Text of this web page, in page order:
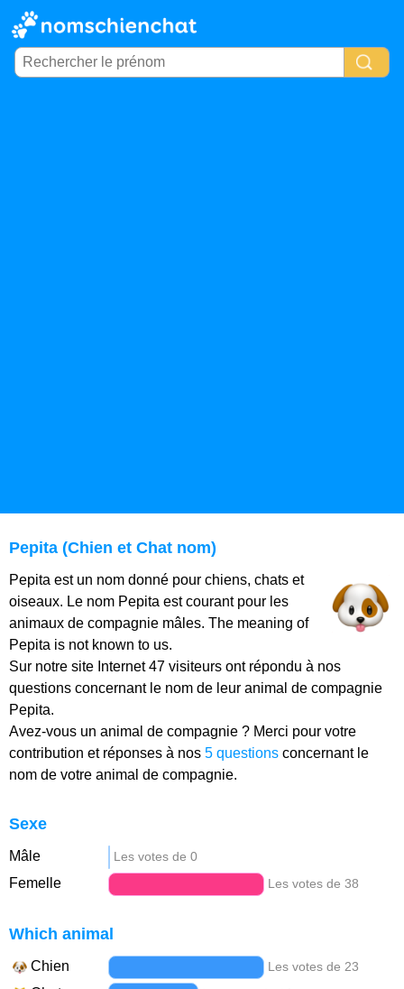
Pepita (Chien et Chat nom)
Pepita est un nom donné pour chiens, chats et
oiseaux. Le nom Pepita est courant pour les
animaux de compagnie mâles. The meaning of
Pepita is not known to us.
Sur notre site Internet 47 visiteurs ont répondu à nos
questions concernant le nom de leur animal de compagnie
Pepita.
Avez-vous un animal de compagnie ? Merci pour votre
contribution et réponses à nos 5 questions concernant le
nom de votre animal de compagnie.
Sexe
Mâle Les votes de 0
Femelle Les votes de 38
Which animal
Chien Les votes de 23